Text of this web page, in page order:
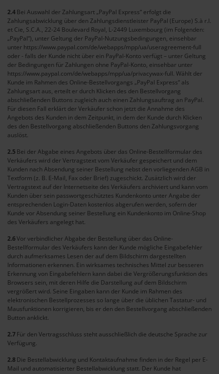
2.4Bei Auswahl der Zahlungsart „PayPal Express“ erfolgt die
Zahlungsabwicklung über den Zahlungsdienstleister PayPal (Europe) S.à r.l.
et Cie, S.C.A., 22-24 Boulevard Royal, L-2449 Luxembourg (im Folgenden:
„PayPal“), unter Geltung der PayPal-Nutzungsbedingungen, einsehbar
unter https://www.paypal.com/de/webapps/mpp/ua/useragreement-full
oder - falls der Kunde nicht über ein PayPal-Konto verfügt – unter Geltung
der Bedingungen für Zahlungen ohne PayPal-Konto, einsehbar unter
https://www.paypal.com/de/webapps/mpp/ua/privacywax-full. Wählt der
Kunde im Rahmen des Online-Bestellvorgangs „PayPal Express“ als
Zahlungsart aus, erteilt er durch Klicken des den Bestellvorgang
abschließenden Buttons zugleich auch einen Zahlungsauftrag an PayPal.
Für diesen Fall erklärt der Verkäufer schon jetzt die Annahme des
Angebots des Kunden in dem Zeitpunkt, in dem der Kunde durch Klicken
des den Bestellvorgang abschließenden Buttons den Zahlungsvorgang
auslöst.
2.5 Bei der Abgabe eines Angebots über das Online-Bestellformular des
Verkäufers wird der Vertragstext vom Verkäufer gespeichert und dem
Kunden nach Absendung seiner Bestellung nebst den vorliegenden AGB in
Textform (z. B. E-Mail, Fax oder Brief) zugeschickt. Zusätzlich wird der
Vertragstext auf der Internetseite des Verkäufers archiviert und kann vom
Kunden über sein passwortgeschütztes Kundenkonto unter Angabe der
entsprechenden Login-Daten kostenlos abgerufen werden, sofern der
Kunde vor Absendung seiner Bestellung ein Kundenkonto im Online-Shop
des Verkäufers angelegt hat.
2.6Vor verbindlicher Abgabe der Bestellung über das Online-
Bestellformular des Verkäufers kann der Kunde mögliche Eingabefehler
durch aufmerksames Lesen der auf dem Bildschirm dargestellten
Informationen erkennen. Ein wirksames technisches Mittel zur besseren
Erkennung von Eingabefehlern kann dabei die Vergrößerungsfunktion des
Browsers sein, mit deren Hilfe die Darstellung auf dem Bildschirm
vergrößert wird. Seine Eingaben kann der Kunde im Rahmen des
elektronischen Bestellprozesses so lange über die üblichen Tastatur- und
Mausfunktionen korrigieren, bis er den den Bestellvorgang abschließenden
Button anklickt.
2.7 Für den Vertragsschluss steht ausschließlich die deutsche Sprache zur
Verfügung.
2.8 Die Bestellabwicklung und Kontaktaufnahme finden in der Regel per E-
Mail und automatisierter Bestellabwicklung statt. Der Kunde hat